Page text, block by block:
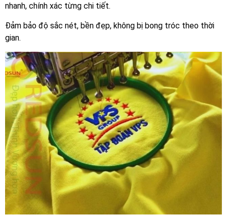
nhanh, chính xác từng chi tiết.
Đảm bảo độ sắc nét, bền đẹp, không bị bong tróc theo thời
gian.